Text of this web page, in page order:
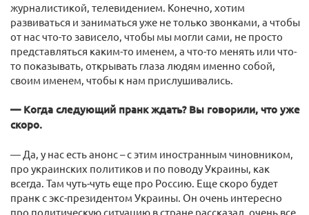
журналистикой, телевидением. Конечно, хотим
развиваться и заниматься уже не только звонками, а чтобы
от нас что-то зависело, чтобы мы могли сами, не просто
представляться каким-то именем, а что-то менять или что-
то показывать, открывать глаза людям именно собой,
своим именем, чтобы к нам прислушивались.
— Когда следующий пранк ждать? Вы говорили, что уже
скоро.
— Да, у нас есть анонс – с этим иностранным чиновником,
про украинских политиков и по поводу Украины, как
всегда. Там чуть-чуть еще про Россию. Еще скоро будет
пранк с экс-президентом Украины. Он очень интересно
про политическую ситуацию в стране рассказал, очень все